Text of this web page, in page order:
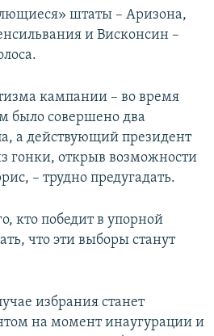
штаты – Аризона,
и Висконсин –
кампании – во время
было совершено два
а действующий президент
гонки, открыв возможности
– трудно предугадать.
кто победит в упорной
что эти выборы станут
избрания станет
на момент инаугурации и